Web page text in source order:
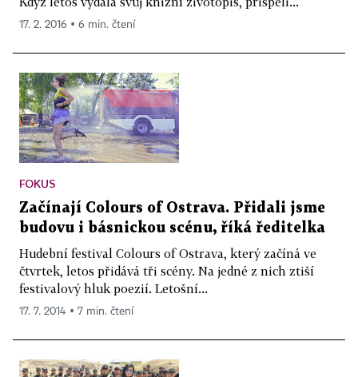
17. 2. 2016 ▪ 6 min. čtení
FOKUS
Začínají Colours of Ostrava. Přidali jsme
budovu i básnickou scénu, říká ředitelka
Hudební festival Colours of Ostrava, který začíná ve
čtvrtek, letos přidává tři scény. Na jedné z nich ztiší
festivalový hluk poezií. Letošní...
17. 7. 2014 ▪ 7 min. čtení